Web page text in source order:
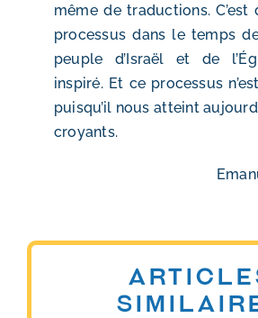
même de traductions.
processus dans le temps
peuple d’Israël et de
inspiré. Et ce processus
puisqu’il nous atteint
croyants.